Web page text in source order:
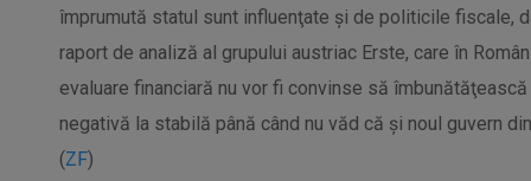
împrumută statul sunt influenţate şi de politicile fiscale,
raport de analiză al grupului austriac Erste, care în
evaluare financiară nu vor fi convinse să
negativă la stabilă până când nu văd că şi noul guvern
(ZF)